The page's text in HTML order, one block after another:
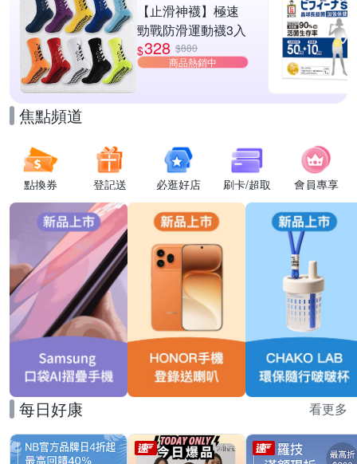
【止滑神襪】極速
勁戰防滑運動襪3入
$328 $880
商品熱銷中
焦點頻道
點換券 登記送 必逛好店 刷卡/超取 會員專享
每日好康 看更多